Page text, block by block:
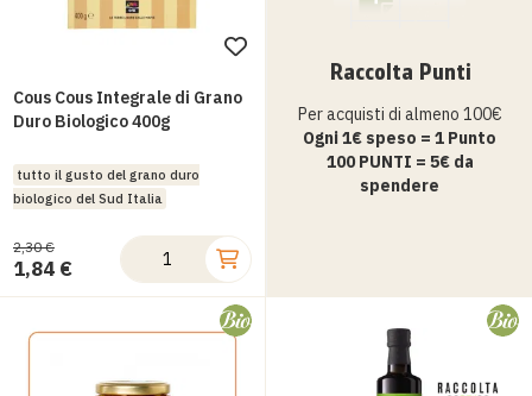
Aggiungi
alla
desideri
Cous Cous Integrale di Grano
Duro Biologico 400g
tutto il gusto del grano duro
biologico del Sud Italia
1,84 €
2,30 €
Raccolta Punti
Per acquisti di almeno 100€
Ogni 1€ speso = 1 Punto
100 PUNTI = 5€ da
spendere